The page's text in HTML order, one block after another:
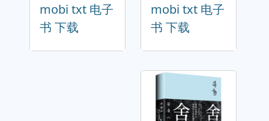
mobi txt 电子
书 下载
mobi txt 电子
书 下载